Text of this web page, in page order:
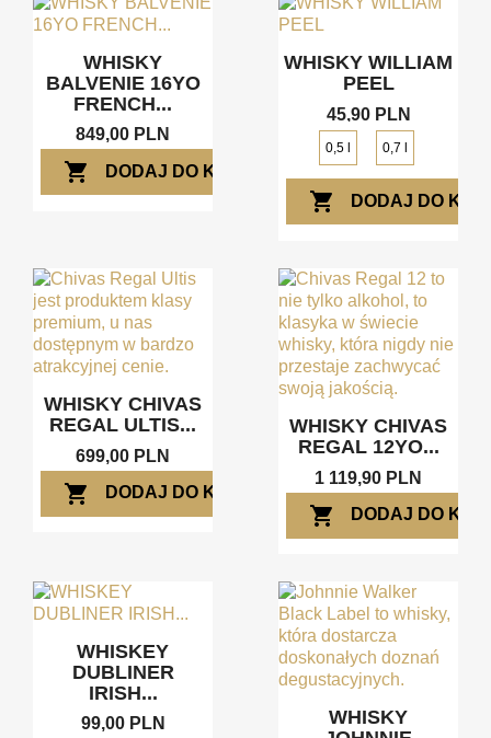
WHISKY
BALVENIE 16YO
FRENCH...
849,00 PLN
shopping_cart DODAJ DO KOSZYKA
WHISKY WILLIAM
PEEL
45,90 PLN
0,5 l 0,7 l
shopping_cart DODAJ DO
WHISKY CHIVAS
REGAL ULTIS...
699,00 PLN
shopping_cart DODAJ DO KOSZYKA
WHISKY CHIVAS
REGAL 12YO...
1 119,90 PLN
shopping_cart DODAJ DO
WHISKEY
DUBLINER
IRISH...
99,00 PLN
WHISKY